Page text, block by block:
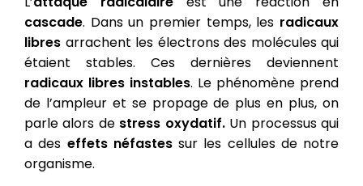
cascade. Dans un premier temps, les radicaux
libres arrachent les électrons des molécules qui
étaient stables. Ces dernières deviennent
radicaux libres instables. Le phénomène prend
de l’ampleur et se propage de plus en plus, on
parle alors de stress oxydatif. Un processus qui
a des effets néfastessur les cellules de notre
organisme.